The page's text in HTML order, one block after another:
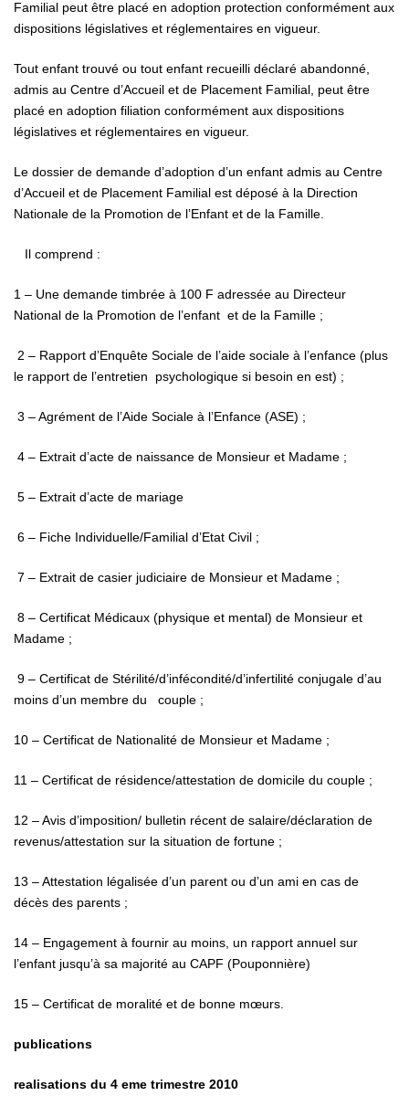
Familial peut être placé en adoption protection conformément aux
dispositions législatives et réglementaires en vigueur.
Tout enfant trouvé ou tout enfant recueilli déclaré abandonné,
admis au Centre d’Accueil et de Placement Familial, peut être
placé en adoption filiation conformément aux dispositions
législatives et réglementaires en vigueur.
Le dossier de demande d’adoption d’un enfant admis au Centre
d’Accueil et de Placement Familial est déposé à la Direction
Nationale de la Promotion de l’Enfant et de la Famille.
Il comprend :
1 – Une demande timbrée à 100 F adressée au Directeur
National de la Promotion de l’enfant et de la Famille ;
2 – Rapport d’Enquête Sociale de l’aide sociale à l’enfance (plus
le rapport de l’entretien psychologique si besoin en est) ;
3 – Agrément de l’Aide Sociale à l’Enfance (ASE) ;
4 – Extrait d’acte de naissance de Monsieur et Madame ;
5 – Extrait d’acte de mariage
6 – Fiche Individuelle/Familial d’Etat Civil ;
7 – Extrait de casier judiciaire de Monsieur et Madame ;
8 – Certificat Médicaux (physique et mental) de Monsieur et
Madame ;
9 – Certificat de Stérilité/d’infécondité/d’infertilité conjugale d’au
moins d’un membre du couple ;
10 – Certificat de Nationalité de Monsieur et Madame ;
11 – Certificat de résidence/attestation de domicile du couple ;
12 – Avis d’imposition/ bulletin récent de salaire/déclaration de
revenus/attestation sur la situation de fortune ;
13 – Attestation légalisée d’un parent ou d’un ami en cas de
décès des parents ;
14 – Engagement à fournir au moins, un rapport annuel sur
l’enfant jusqu’à sa majorité au CAPF (Pouponnière)
15 – Certificat de moralité et de bonne mœurs.
publications
realisations du 4 eme trimestre 2010